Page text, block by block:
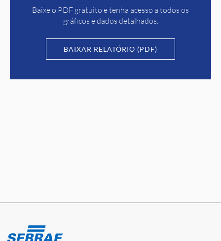
Baixe o PDF gratuito e tenha acesso a todos os
gráficos e dados detalhados.
BAIXAR RELATÓRIO (PDF)